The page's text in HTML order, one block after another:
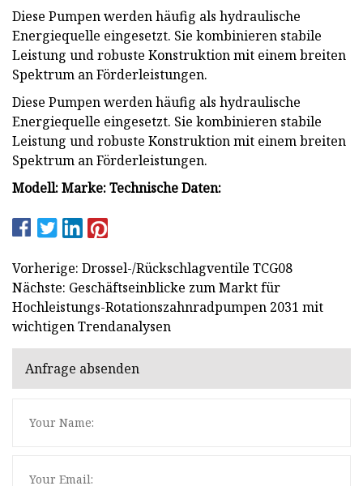
Diese Pumpen werden häufig als hydraulische
Energiequelle eingesetzt. Sie kombinieren stabile
Leistung und robuste Konstruktion mit einem breiten
Spektrum an Förderleistungen.
Diese Pumpen werden häufig als hydraulische
Energiequelle eingesetzt. Sie kombinieren stabile
Leistung und robuste Konstruktion mit einem breiten
Spektrum an Förderleistungen.
Modell: Marke: Technische Daten:
Vorherige: Drossel-/Rückschlagventile TCG08
Nächste: Geschäftseinblicke zum Markt für
Hochleistungs-Rotationszahnradpumpen 2031 mit
wichtigen Trendanalysen
Anfrage absenden